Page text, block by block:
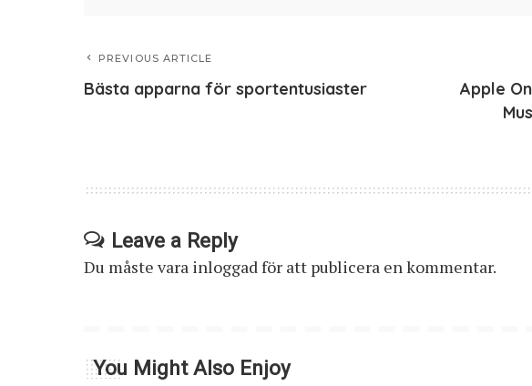
PREVIOUS ARTICLE
Bästa apparna för sportentusiaster
Apple
Leave a Reply
Du måste vara inloggadför att publicera en kommentar.
You Might Also Enjoy